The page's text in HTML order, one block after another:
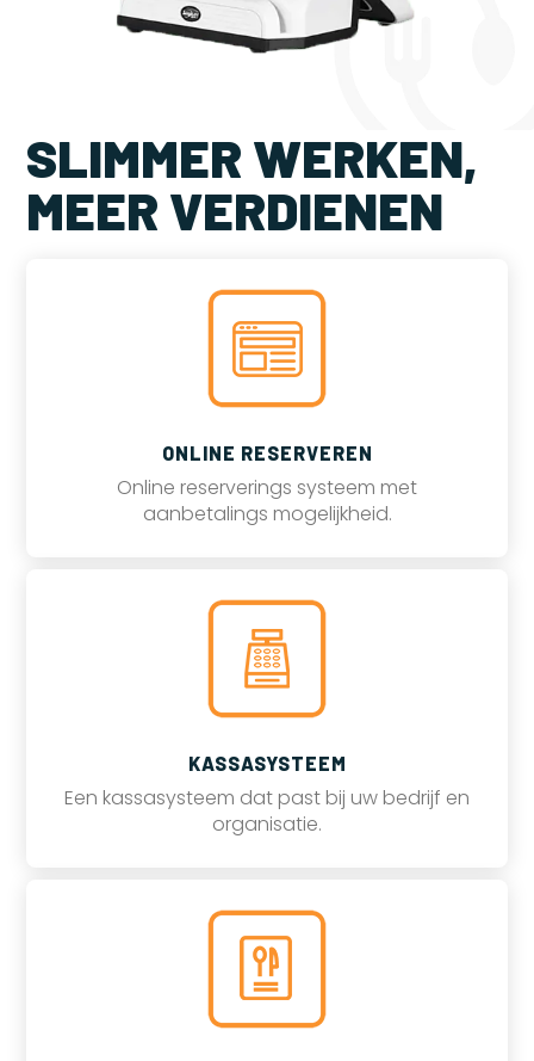
SLIMMER WERKEN,
MEER VERDIENEN
ONLINE RESERVEREN
Online reserverings systeem met
aanbetalings mogelijkheid.
KASSASYSTEEM
Een kassasysteem dat past bij uw bedrijf en
organisatie.